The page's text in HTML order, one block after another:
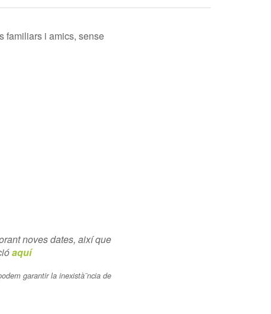
familiars i amics, sense
noves dates, així que
aquí
garantir la inexistà¨ncia de